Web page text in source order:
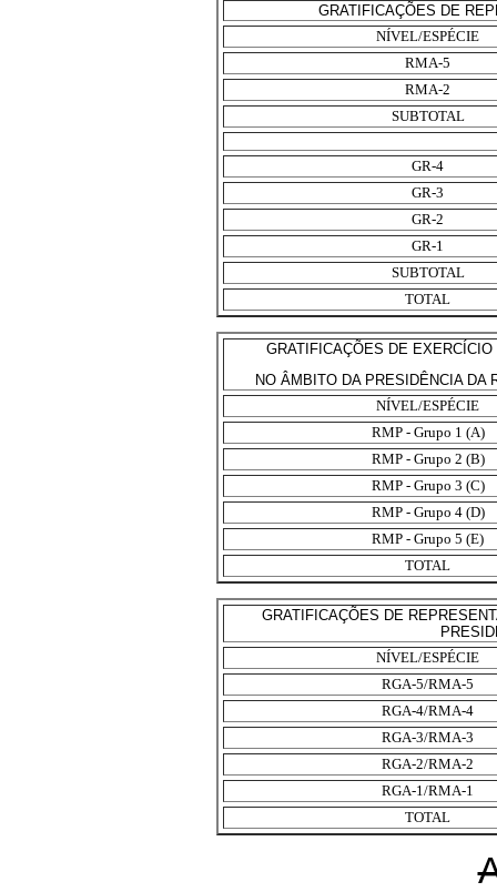
GRATIFICAÇÕES DE
NÍVEL/ESPÉCIE
RMA-5
RMA-2
SUBTOTAL
GR-4
GR-3
GR-2
GR-1
SUBTOTAL
TOTAL
GRATIFICAÇÕES DE
NO ÂMBITO DA PRESIDÊNCIA DA
NÍVEL/ESPÉCIE
RMP - Grupo 1 (A)
RMP - Grupo 2 (B)
RMP - Grupo 3 (C)
RMP - Grupo 4 (D)
RMP - Grupo 5 (E)
TOTAL
GRATIFICAÇÕES DE
NÍVEL/ESPÉCIE
RGA-5/RMA-5
RGA-4/RMA-4
RGA-3/RMA-3
RGA-2/RMA-2
RGA-1/RMA-1
TOTAL